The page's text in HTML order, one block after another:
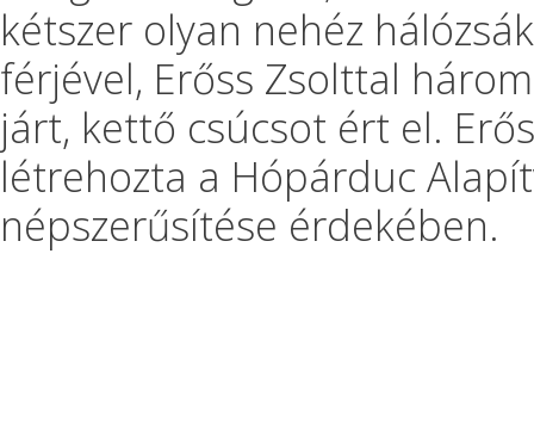
kétszer olyan nehéz
férjével, Erőss Zsolttal
járt, kettő csúcsot ért el.
létrehozta a Hópárduc
népszerűsítése érdekében.